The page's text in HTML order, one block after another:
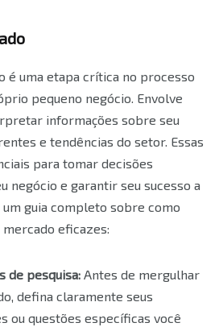
é uma etapa crítica no processo
pequeno negócio. Envolve
informações sobre seu
e tendências do setor. Essas
para tomar decisões
negócio e garantir seu sucesso a
guia completo sobre como
eficazes:
de pesquisa: Antes de mergulhar
defina claramente seus
ou questões específicas você